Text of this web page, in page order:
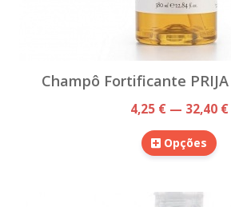
Champô Fortificante
4,25 € — 32,40 €
Opções